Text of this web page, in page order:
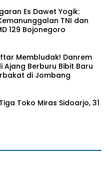
Es Dawet Yogik:
TNI dan
129 Bojonegoro
Membludak! Danrem
Ajang Berburu Bibit Baru
di Jombang
Toko Miras Sidoarjo, 31